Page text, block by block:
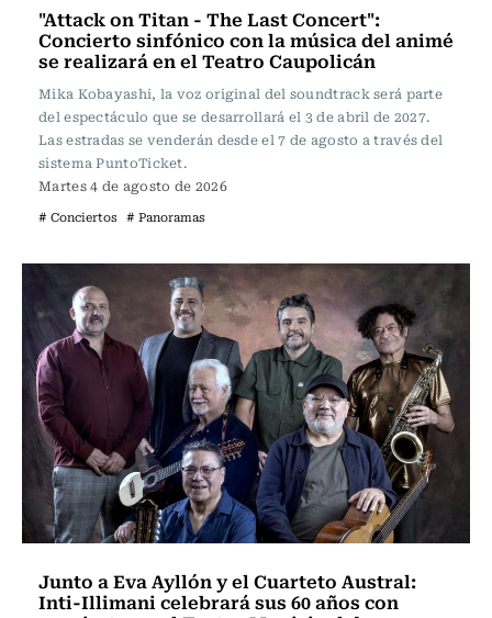
"Attack on Titan - The Last Concert":
Concierto sinfónico con la música del animé
se realizará en el Teatro Caupolicán
Mika Kobayashi, la voz original del soundtrack será parte
del espectáculo que se desarrollará el 3 de abril de 2027.
Las estradas se venderán desde el 7 de agosto a través del
sistema PuntoTicket.
Martes 4 de agosto de 2026
# Conciertos # Panoramas
Junto a Eva Ayllón y el Cuarteto Austral:
Inti-Illimani celebrará sus 60 años con